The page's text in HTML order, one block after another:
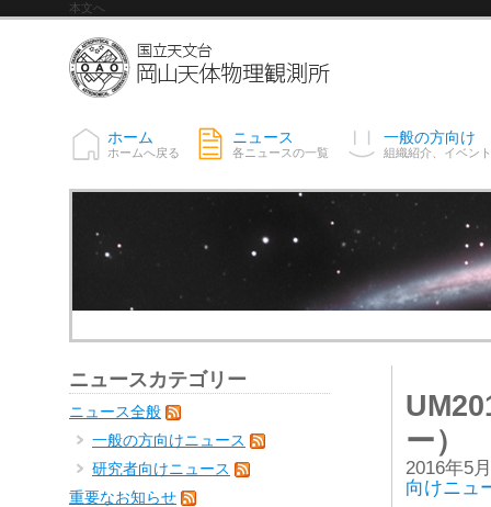
本文へ
ホーム
ホームへ戻る
ニュース
各ニュースの一覧
一般の方向け
組織紹介、イベン
ー）
2016年5
向けニュ
ニュースカテゴリー
ニュース全般
一般の方向けニュース
研究者向けニュース
重要なお知らせ